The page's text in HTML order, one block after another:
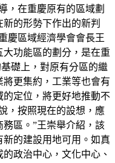
，在重慶原有的區域劃
的形勢下作出的新判
慶區域經濟學會會長王
功能區的劃分，是在重
礎上，對原有分區的繼
更集約，工業等也會有
定位，將更好地推動不
，按照現在的設想，應
區。”王崇舉介紹，該
的建設用地可用。如真
政治中心，文化中心、